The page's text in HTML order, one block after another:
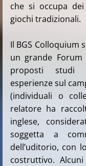
che si occupa
giochi tradizionali.
Il BGS Colloquium
un grande
proposti studi
esperienze sul
(individuali o
relatore ha
inglese,
soggetta a
dell’uditorio, con
costruttivo.